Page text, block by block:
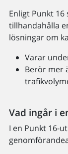
Enligt Punkt
tillhandahålla
lösningar om
Varar
Berör mer
Vad ingår i
I en Punkt 16-